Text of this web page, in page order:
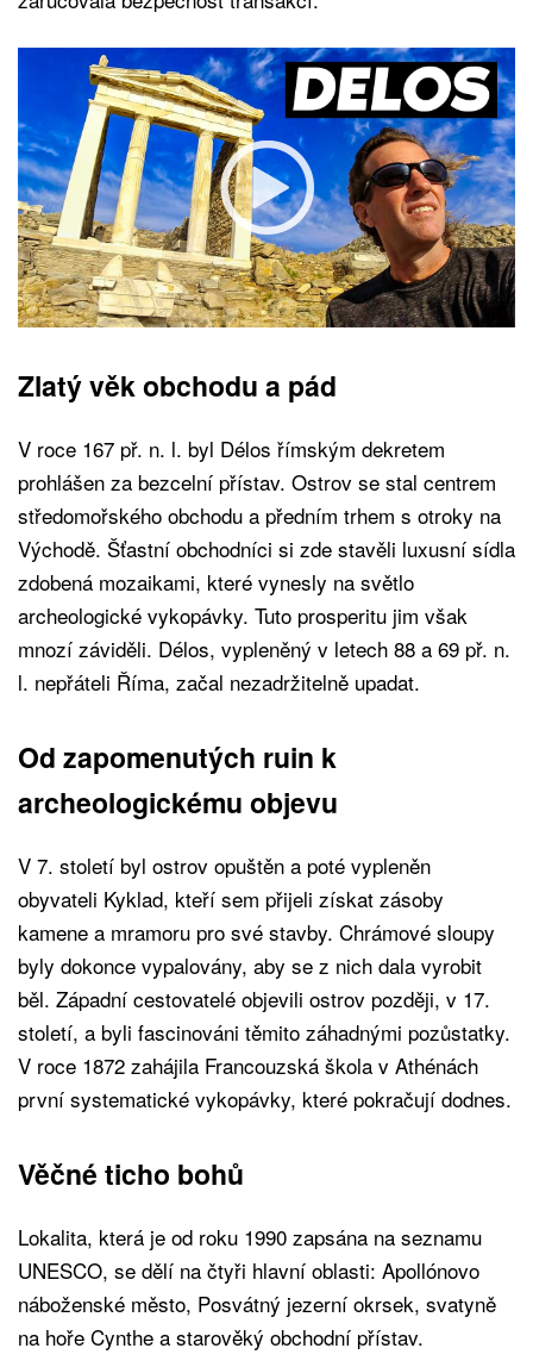
Zlatý věk obchodu a pád
V roce 167 př. n. l. byl Délos římským dekretem
prohlášen za bezcelní přístav. Ostrov se stal centrem
středomořského obchodu a předním trhem s otroky na
Východě. Šťastní obchodníci si zde stavěli luxusní sídla
zdobená mozaikami, které vynesly na světlo
archeologické vykopávky. Tuto prosperitu jim však
mnozí záviděli. Délos, vypleněný v letech 88 a 69 př. n.
l. nepřáteli Říma, začal nezadržitelně upadat.
Od zapomenutých ruin k
archeologickému objevu
V 7. století byl ostrov opuštěn a poté vypleněn
obyvateli Kyklad, kteří sem přijeli získat zásoby
kamene a mramoru pro své stavby. Chrámové sloupy
byly dokonce vypalovány, aby se z nich dala vyrobit
běl. Západní cestovatelé objevili ostrov později, v 17.
století, a byli fascinováni těmito záhadnými pozůstatky.
V roce 1872 zahájila Francouzská škola v Athénách
první systematické vykopávky, které pokračují dodnes.
Věčné ticho bohů
Lokalita, která je od roku 1990 zapsána na seznamu
UNESCO, se dělí na čtyři hlavní oblasti: Apollónovo
náboženské město, Posvátný jezerní okrsek, svatyně
na hoře Cynthe a starověký obchodní přístav.